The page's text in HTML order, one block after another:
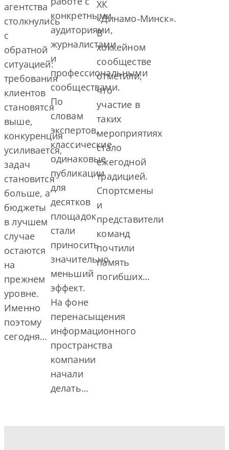
агентства
столкнулись
с
обратной
ситуацией:
требования
клиентов
становятся
выше,
конкуренция
усиливается,
задач
становится
больше, а
бюджеты
в лучшем
случае
остаются
на
прежнем
уровне.
Именно
поэтому
сегодня…
конкретными
аудиториями,
журналистами
и
профессиональными
сообществами.
По
словам
экспертов,
классические
одинаковые
публикации
для
десятков
площадок
стали
приносить
значительно
меньший
эффект.
На фоне
перенасыщения
информационного
пространства
компании
начали
делать…
ХК
«Динамо‑Минск».
В
хоккейном
сообществе
отметили,
что
участие в
таких
мероприятиях
стало
ежегодной
традицией.
Спортсмены
и
представители
команд
почтили
память
погибших…